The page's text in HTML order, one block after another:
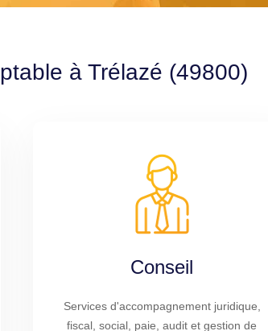
à Trélazé (49800)
Conseil
Services d'accompagnement juridique,
fiscal, social, paie, audit et gestion de